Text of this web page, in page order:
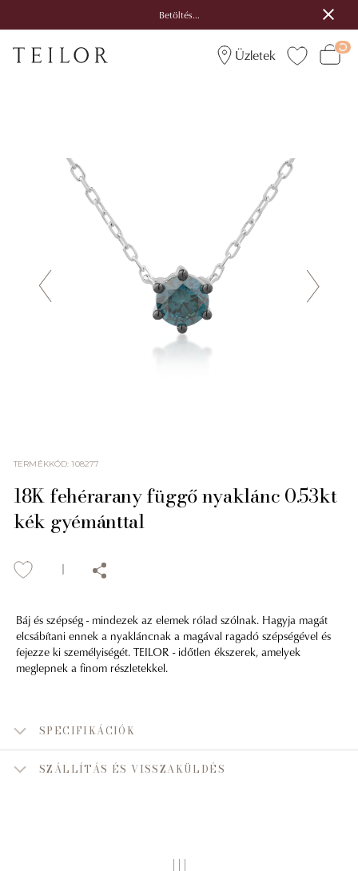
Betöltés...
Üzletek
TERMÉKKÓD:108277
18K fehérarany függő nyaklánc 0.53kt
kék gyémánttal
Báj és szépség - mindezek az elemek rólad szólnak. Hagyja magát
elcsábítani ennek a nyakláncnak a magával ragadó szépségével és
fejezze ki személyiségét. TEILOR - időtlen ékszerek, amelyek
meglepnek a finom részletekkel.
SPECIFIKÁCIÓK
SZÁLLÍTÁS ÉS VISSZAKÜLDÉS